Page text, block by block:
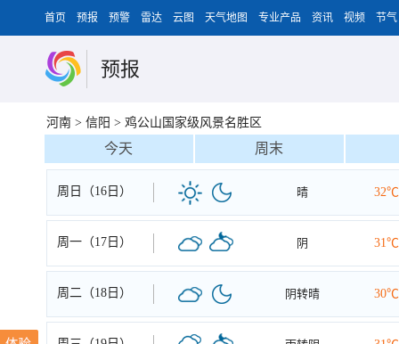
首页 预报 预警 雷达 云图 天气地图 专业产品 资讯 视频 节气
预报
河南 > 信阳 > 鸡公山国家级风景名胜区
今天 周末
周日（16日） 晴 32℃
周一（17日） 阴 31℃
周二（18日） 阴转晴 30℃